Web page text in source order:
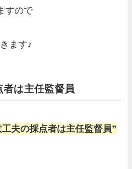
すので
ます♪
は主任監督員
工夫の採点者は主任監督員”